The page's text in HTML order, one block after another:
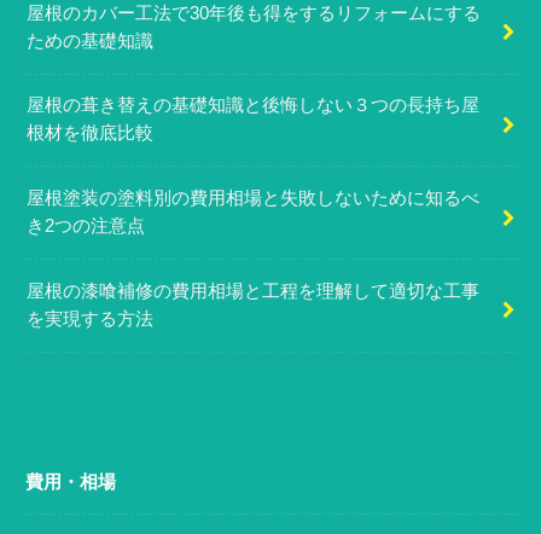
屋根のカバー工法で30年後も得をするリフォームにする
ための基礎知識
屋根の葺き替えの基礎知識と後悔しない３つの長持ち屋
根材を徹底比較
屋根塗装の塗料別の費用相場と失敗しないために知るべ
き2つの注意点
屋根の漆喰補修の費用相場と工程を理解して適切な工事
を実現する方法
費用・相場